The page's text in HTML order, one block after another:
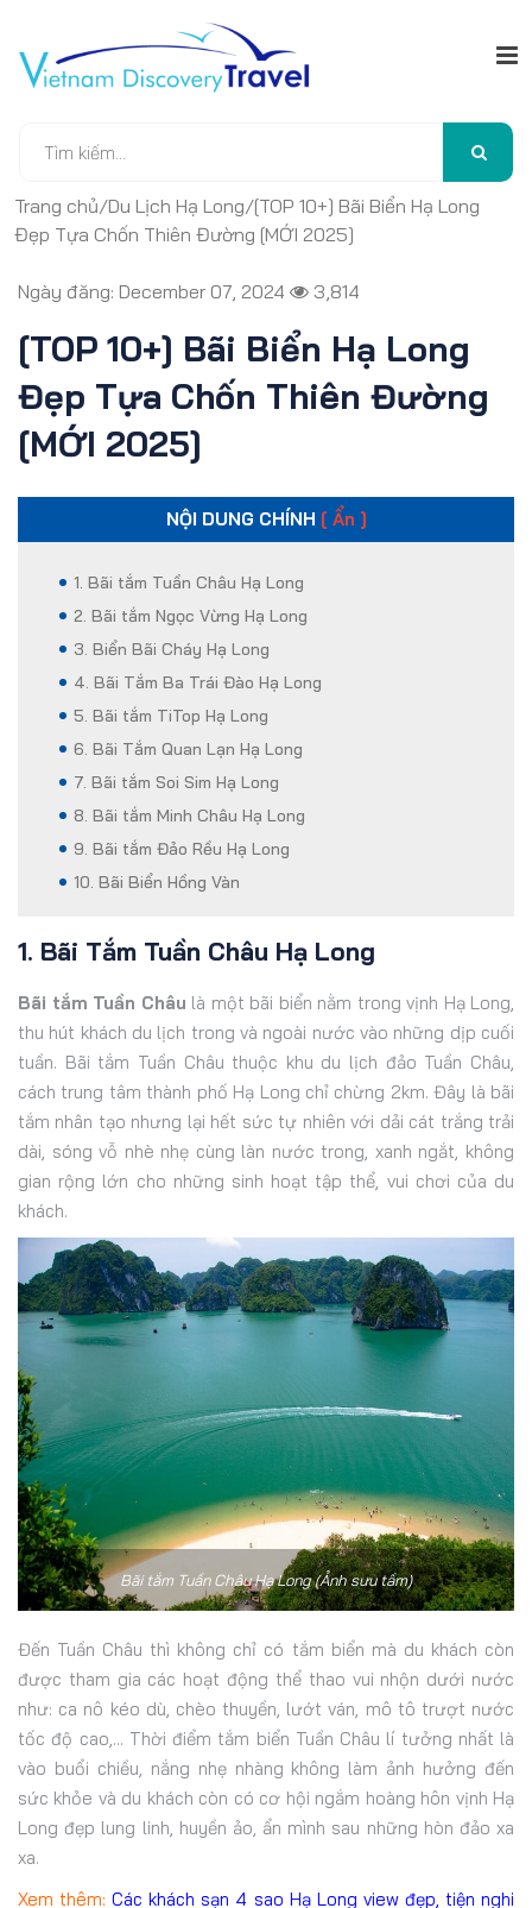
Trang chủ/Du Lịch Hạ Long/[TOP 10+] Bãi Biển Hạ Long
Đẹp Tựa Chốn Thiên Đường [MỚI 2025]
Ngày đăng: December 07, 2024 3,814
[TOP 10+] Bãi Biển Hạ Long
Đẹp Tựa Chốn Thiên Đường
[MỚI 2025]
NỘI DUNG CHÍNH [ Ẩn ]
1. Bãi tắm Tuần Châu Hạ Long
2. Bãi tắm Ngọc Vừng Hạ Long
3. Biển Bãi Cháy Hạ Long
4. Bãi Tắm Ba Trái Đào Hạ Long
5. Bãi tắm TiTop Hạ Long
6. Bãi Tắm Quan Lạn Hạ Long
7. Bãi tắm Soi Sim Hạ Long
8. Bãi tắm Minh Châu Hạ Long
9. Bãi tắm Đảo Rều Hạ Long
10. Bãi Biển Hồng Vàn
1. Bãi Tắm Tuần Châu Hạ Long
Bãi tắm Tuần Châu là một bãi biển nằm trong vịnh Hạ Long,
thu hút khách du lịch trong và ngoài nước vào những dịp cuối
tuần. Bãi tắm Tuần Châu thuộc khu du lịch đảo Tuần Châu,
cách trung tâm thành phố Hạ Long chỉ chừng 2km. Đây là bãi
tắm nhân tạo nhưng lại hết sức tự nhiên với dải cát trắng trải
dài, sóng vỗ nhè nhẹ cùng làn nước trong, xanh ngắt, không
gian rộng lớn cho những sinh hoạt tập thể, vui chơi của du
khách.
Bãi tắm Tuần Châu Hạ Long (Ảnh sưu tầm)
Đến Tuần Châu thì không chỉ có tắm biển mà du khách còn
được tham gia các hoạt động thể thao vui nhộn dưới nước
như: ca nô kéo dù, chèo thuyền, lướt ván, mô tô trượt nước
tốc độ cao,... Thời điểm tắm biển Tuần Châu lí tưởng nhất là
vào buổi chiều, nắng nhẹ nhàng không làm ảnh hưởng đến
sức khỏe và du khách còn có cơ hội ngắm hoàng hôn vịnh Hạ
Long đẹp lung linh, huyền ảo, ẩn mình sau những hòn đảo xa
xa.
Xem thêm: Các khách sạn 4 sao Hạ Long view đẹp, tiện nghi